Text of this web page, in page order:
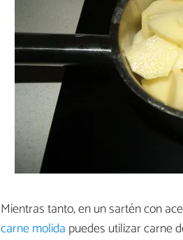
Mientras tanto, en un sartén con
carne molida puedes utilizar carne